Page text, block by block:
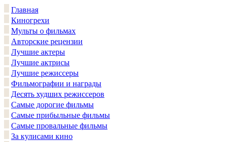
Главная
Киногрехи
Мульты о фильмах
Авторские рецензии
Лучшие актеры
Лучшие актрисы
Лучшие режиссеры
Фильмографии и награды
Десять худших режиссеров
Самые дорогие фильмы
Самые прибыльные фильмы
Самые провальные фильмы
За кулисами кино